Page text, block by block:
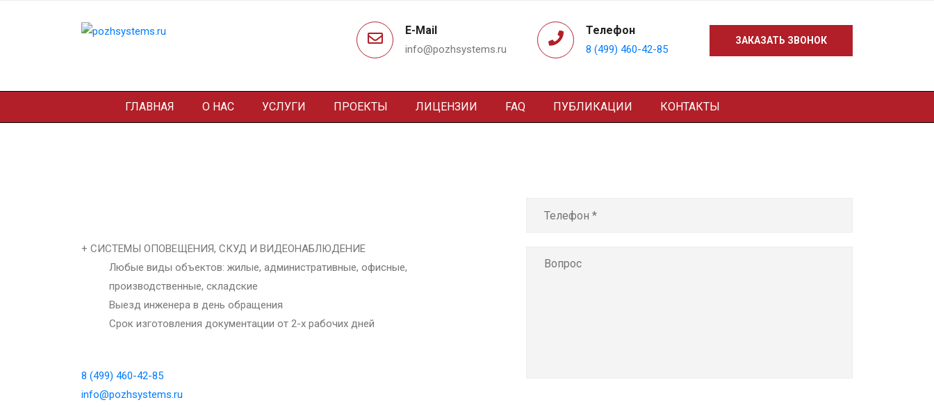
E-Mail
info@pozhsystems.ru
Телефон
8 (499) 460-42-85
ЗАКАЗАТЬ ЗВОНОК
ГЛАВНАЯ О НАС УСЛУГИ ПРОЕКТЫ ЛИЦЕНЗИИ FAQ ПУБЛИКАЦИИ КОНТАКТЫ
+ СИСТЕМЫ ОПОВЕЩЕНИЯ, СКУД И ВИДЕОНАБЛЮДЕНИЕ
Любые виды объектов: жилые, административные, офисные,
производственные, складские
Выезд инженера в день обращения
Срок изготовления документации от 2-х рабочих дней
8 (499) 460-42-85
info@pozhsystems.ru